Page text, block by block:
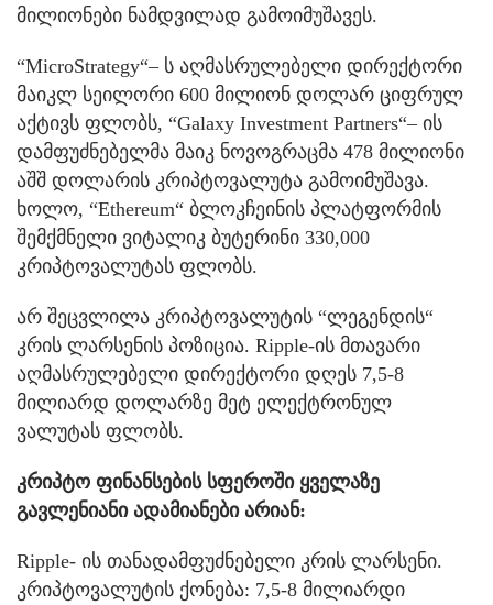
მილიონები ნამდვილად გამოიმუშავეს.
“MicroStrategy“– ს აღმასრულებელი დირექტორი
მაიკლ სეილორი 600 მილიონ დოლარ ციფრულ
აქტივს ფლობს, “Galaxy Investment Partners“– ის
დამფუძნებელმა მაიკ ნოვოგრაცმა 478 მილიონი
აშშ დოლარის კრიპტოვალუტა გამოიმუშავა.
ხოლო, “Ethereum“ ბლოკჩეინის პლატფორმის
შემქმნელი ვიტალიკ ბუტერინი 330,000
კრიპტოვალუტას ფლობს.
არ შეცვლილა კრიპტოვალუტის “ლეგენდის“
კრის ლარსენის პოზიცია. Ripple-ის მთავარი
აღმასრულებელი დირექტორი დღეს 7,5-8
მილიარდ დოლარზე მეტ ელექტრონულ
ვალუტას ფლობს.
კრიპტო ფინანსების სფეროში ყველაზე
გავლენიანი ადამიანები არიან:
Ripple- ის თანადამფუძნებელი კრის ლარსენი.
კრიპტოვალუტის ქონება: 7,5-8 მილიარდი